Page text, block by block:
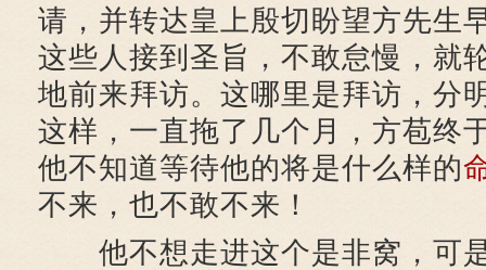
请，并转达皇上殷切盼望方先生
这些人接到圣旨，不敢怠慢，就
地前来拜访。这哪里是拜访，分
这样，一直拖了几个月，方苞终
他不知道等待他的将是什么样的
不来，也不敢不来！
他不想走进这个是非窝，可